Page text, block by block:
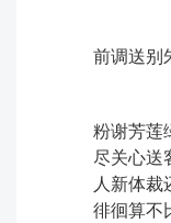
前调ㅤ送
粉谢芳莲
尽关心送
人新体裁
徘徊算不